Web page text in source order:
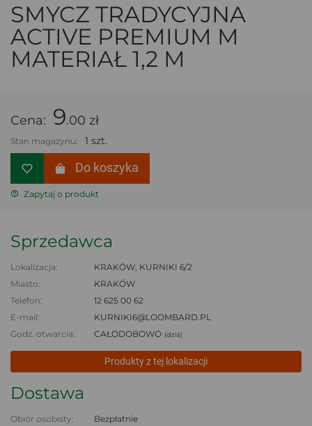
SMYCZ TRADYCYJNA
ACTIVE PREMIUM M
MATERIAŁ 1,2 M
Cena: 9.00 zł
Stan magazynu: 1 szt.
Do koszyka
Zapytaj o produkt
Sprzedawca
Lokalizacja:
KRAKÓW, KURNIKI 6/2
Miasto:
KRAKÓW
Telefon:
12 625 00 62
E-mail:
KURNIKI6@LOOMBARD.PL
Godz. otwarcia:
CAŁODOBOWO (dziś)
Produkty z tej lokalizacji
Dostawa
Obiór osobisty:
Bezpłatnie